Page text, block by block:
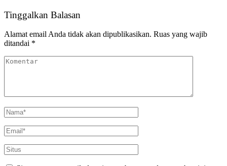
Tinggalkan Balasan
Alamat email Anda tidak akan dipublikasikan. Ruas yang wajib
ditandai *